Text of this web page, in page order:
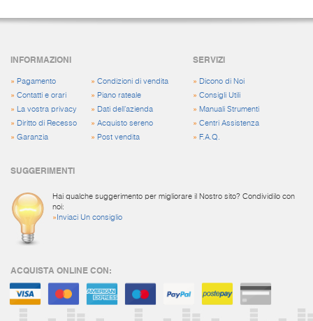
INFORMAZIONI
» Pagamento
» Contatti e orari
»
La vostra privacy
» Diritto di Recesso
» Garanzia
» Condizioni di vendita
» Piano rateale
» Dati dell'azienda
» Acquisto sereno
» Post vendita
SERVIZI
» Dicono di Noi
»Consigli Utili
» Manuali Strumenti
»Centri Assistenza
» F.A.Q.
SUGGERIMENTI
Hai qualche suggerimento per migliorare il Nostro sito? Condividilo con
noi:
» Inviaci Un consiglio
ACQUISTA ONLINE CON: